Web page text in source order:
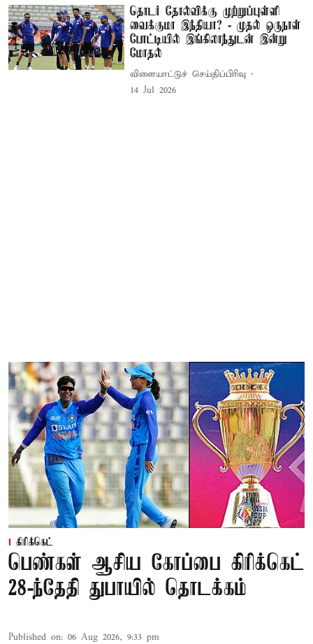
தொடர் தோல்விக்கு முற்றுப்புள்ளி
வைக்குமா இந்தியா? - முதல் ஒருநாள்
போட்டியில் இங்கிலாந்துடன் இன்று
மோதல்
விளையாட்டுச் செய்திப்பிரிவு
14 Jul 2026
கிரிக்கெட்
பெண்கள் ஆசிய கோப்பை கிரிக்கெட்
28-ந்தேதி துபாயில் தொடக்கம்
Published on: 06 Aug 2026, 9:33 pm